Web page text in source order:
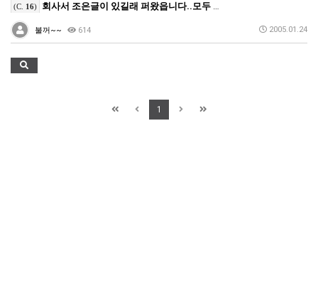
(C. 16) 회사서 조은글이 있길래 퍼왔읍니다..모두 승리자가 되시…
불꺼~~ 614 2005.01.24
1